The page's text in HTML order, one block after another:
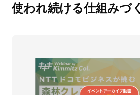
使われ続ける仕組みづ